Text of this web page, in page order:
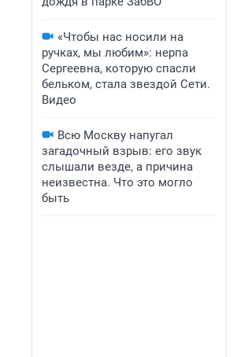
«Чтобы нас носили на
ручках, мы любим»: нерпа
Сергеевна, которую спасли
бельком, стала звездой Сети.
Видео
Всю Москву напугал
загадочный взрыв: его звук
слышали везде, а причина
неизвестна. Что это могло
быть